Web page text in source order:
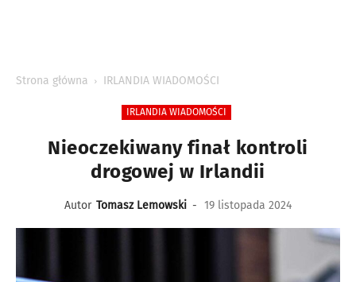
Strona główna IRLANDIA WIADOMOŚCI
IRLANDIA WIADOMOŚCI
Nieoczekiwany finał kontroli
drogowej w Irlandii
Autor Tomasz Lemowski - 19 listopada 2024